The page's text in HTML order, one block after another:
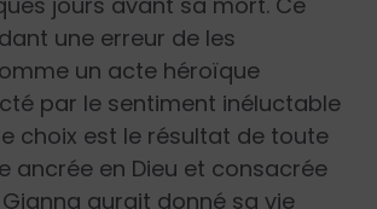
une erreur de les
un acte héroïque
par le sentiment inéluctable
choix est le résultat de toute
ancrée en Dieu et consacrée
aurait donné sa vie